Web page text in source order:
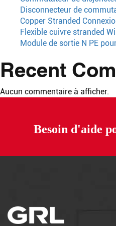
Disconnecteur de
Copper Stranded
Flexible cuivre stranded
Module de sortie N PE
Recent
Aucun commentaire à afficher.
Besoin d'aide